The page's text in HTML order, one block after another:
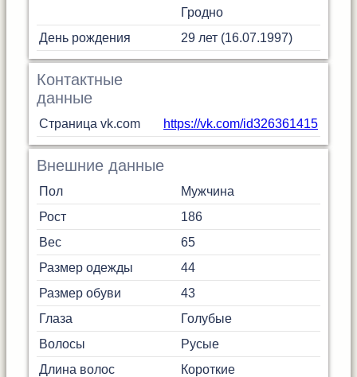
Гродно
День рождения
29 лет (16.07.1997)
Контактные
данные
Страница vk.com https://vk.com/id326361415
Внешние данные
Пол
Мужчина
Рост
186
Вес
65
Размер одежды
44
Размер обуви
43
Глаза
Голубые
Волосы
Русые
Длина волос
Короткие